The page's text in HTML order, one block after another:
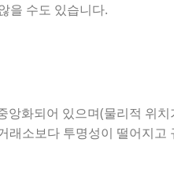
을 수도 있습니다.
앙화되어 있으며(물리적 위
소보다 투명성이 떨어지